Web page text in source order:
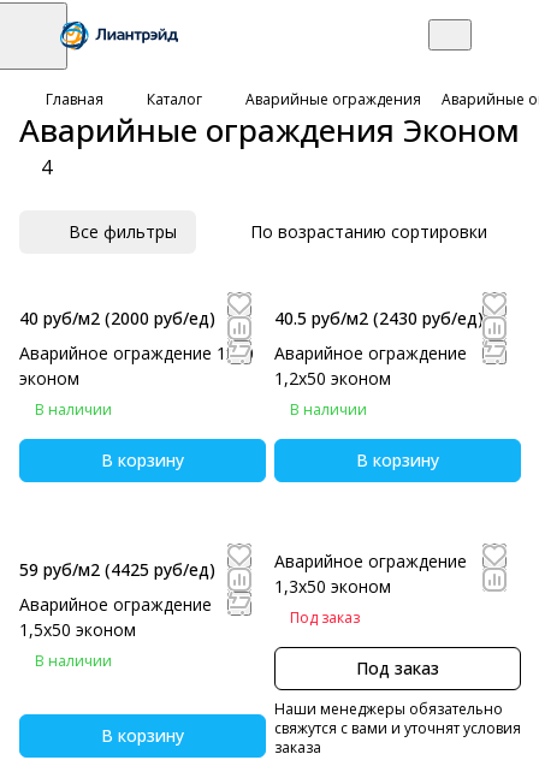
Главная Каталог Аварийные ограждения Аварийные
Аварийные ограждения Эконом
4
Все фильтры По возрастанию сортировки
40 руб/м2 (2000 руб/eд)
Аварийное ограждение 1х50
эконом
В наличии
В корзину
40.5 руб/м2 (2430 руб/eд)
Аварийное ограждение
1,2х50 эконом
В наличии
В корзину
59 руб/м2 (4425 руб/eд)
Аварийное ограждение
1,5х50 эконом
В наличии
В корзину
Аварийное ограждение
1,3х50 эконом
Под заказ
Под заказ
Наши менеджеры обязательно
свяжутся с вами и уточнят условия
заказа